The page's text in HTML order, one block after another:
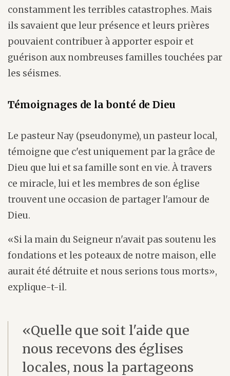
constamment les terribles catastrophes. Mais
ils savaient que leur présence et leurs prières
pouvaient contribuer à apporter espoir et
guérison aux nombreuses familles touchées par
les séismes.
Témoignages de la bonté de Dieu
Le pasteur Nay (pseudonyme), un pasteur local,
témoigne que c'est uniquement par la grâce de
Dieu que lui et sa famille sont en vie. À travers
ce miracle, lui et les membres de son église
trouvent une occasion de partager l'amour de
Dieu.
«Si la main du Seigneur n'avait pas soutenu les
fondations et les poteaux de notre maison, elle
aurait été détruite et nous serions tous morts»,
explique-t-il.
«Quelle que soit l'aide que
nous recevons des églises
locales, nous la partageons